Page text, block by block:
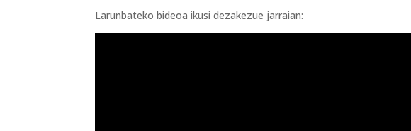
Larunbateko bideoa ikusi dezakezue jarraian: